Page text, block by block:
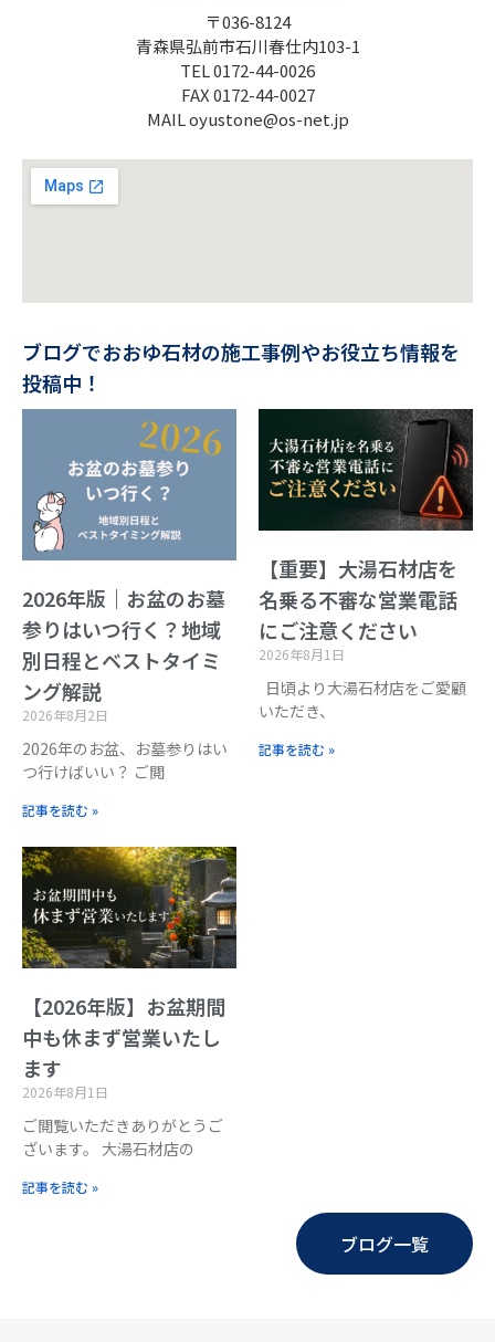
〒036-8124
青森県弘前市石川春仕内103-1
TEL 0172-44-0026
FAX 0172-44-0027
MAIL oyustone@os-net.jp
ブログでおおゆ石材の施工事例やお役立ち情報を
投稿中！
2026年版｜お盆のお墓
参りはいつ行く？地域
別日程とベストタイミ
ング解説
2026年8月2日
2026年のお盆、お墓参りはい
つ行けばいい？ ご閲
記事を読む »
【重要】大湯石材店を
名乗る不審な営業電話
にご注意ください
2026年8月1日
日頃より大湯石材店をご愛顧
いただき、
記事を読む »
【2026年版】お盆期間
中も休まず営業いたし
ます
2026年8月1日
ご閲覧いただきありがとうご
ざいます。 大湯石材店の
記事を読む »
ブログ一覧